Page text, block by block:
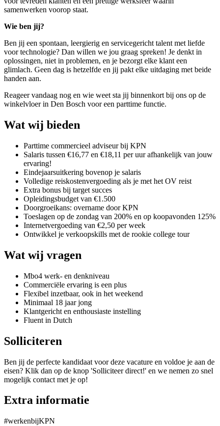
samenwerken voorop staat.
Wie ben jij?
Ben jij een spontaan, leergierig en servicegericht talent met liefde
voor technologie? Dan willen we jou graag spreken! Je denkt in
oplossingen, niet in problemen, en je bezorgt elke klant een
glimlach. Geen dag is hetzelfde en jij pakt elke uitdaging met beide
handen aan.
Reageer vandaag nog en wie weet sta jij binnenkort bij ons op de
winkelvloer in Den Bosch voor een parttime functie.
Wat wij bieden
Parttime commercieel adviseur bij KPN
Salaris tussen €16,77 en €18,11 per uur afhankelijk van jouw
ervaring!
Eindejaarsuitkering bovenop je salaris
Volledige reiskostenvergoeding als je met het OV reist
Extra bonus bij target succes
Opleidingsbudget van €1.500
Doorgroeikans: overname door KPN
Toeslagen op de zondag van 200% en op koopavonden 125%
Internetvergoeding van €2,50 per week
Ontwikkel je verkoopskills met de rookie college tour
Wat wij vragen
Mbo4 werk- en denkniveau
Commerciële ervaring is een plus
Flexibel inzetbaar, ook in het weekend
Minimaal 18 jaar jong
Klantgericht en enthousiaste instelling
Fluent in Dutch
Solliciteren
Ben jij de perfecte kandidaat voor deze vacature en voldoe je aan de
eisen? Klik dan op de knop 'Solliciteer direct!' en we nemen zo snel
mogelijk contact met je op!
Extra informatie
#werkenbijKPN